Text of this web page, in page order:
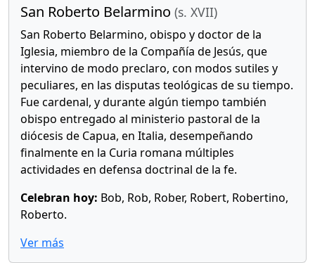
San Roberto Belarmino (s. XVII)
San Roberto Belarmino, obispo y doctor de la
Iglesia, miembro de la Compañía de Jesús, que
intervino de modo preclaro, con modos sutiles y
peculiares, en las disputas teológicas de su tiempo.
Fue cardenal, y durante algún tiempo también
obispo entregado al ministerio pastoral de la
diócesis de Capua, en Italia, desempeñando
finalmente en la Curia romana múltiples
actividades en defensa doctrinal de la fe.
Celebran hoy: Bob, Rob, Rober, Robert, Robertino,
Roberto.
Ver más